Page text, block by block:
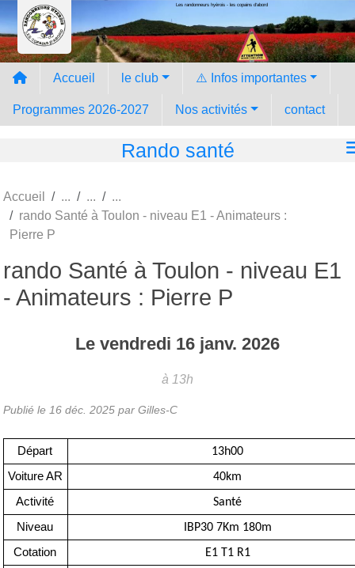
Les randonneurs hyèrois - les copains d'abord
Accueil le club ⚠️ Infos importantes
Programmes 2026-2027 Nos activités contact
Rando santé
Accueil
rando Santé à Toulon - niveau E1 - Animateurs :
Pierre P
rando Santé à Toulon - niveau E1
- Animateurs : Pierre P
Le vendredi 16 janv. 2026
à 13h
Publié le 16 déc. 2025 par Gilles-C
Départ 13h00
Voiture AR 40km
Activité Santé
Niveau IBP30 7Km 180m
Cotation E1 T1 R1
Panneau de gestion des cookies